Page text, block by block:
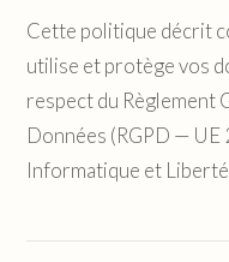
Cette politique décrit
utilise et protège vos
respect du Règlement
Données (RGPD —
Informatique et